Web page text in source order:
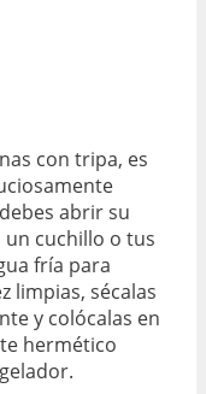
con tripa, es
abrir su
cuchillo o tus
fría para
limpias, sécalas
y colócalas en
hermético